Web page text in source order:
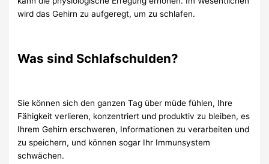
wird das Gehirn zu aufgeregt, um zu schlafen.
Was sind Schlafschulden?
Sie können sich den ganzen Tag über müde fühlen, Ihre
Fähigkeit verlieren, konzentriert und produktiv zu bleiben, es
Ihrem Gehirn erschweren, Informationen zu verarbeiten und
zu speichern, und können sogar Ihr Immunsystem
schwächen.